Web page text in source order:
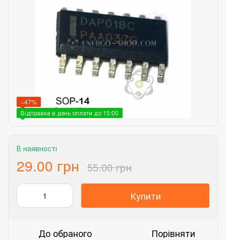
−47%
Відправка в день оплати до 15:00
В наявності
29.00 грн 55.00 грн
Купити
До обраного Порівняти